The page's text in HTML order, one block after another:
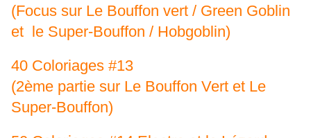
(Focus sur Le Bouffon vert / Green Goblin
et le Super-Bouffon / Hobgoblin)
40 Coloriages #13
(2ème partie sur Le Bouffon Vert et Le
Super-Bouffon)